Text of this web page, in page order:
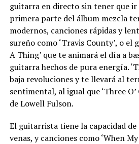
guitarra en directo sin tener que ir
primera parte del álbum mezcla
modernos, canciones rápidas y
sureño como ‘Travis County’, o el
A Thing’ que te animará el día a
guitarra hechos de pura energía.
baja revoluciones y te llevará al
sentimental, al igual que ‘Three O’
de Lowell Fulson.
El guitarrista tiene la capacidad
venas, y canciones como ‘When